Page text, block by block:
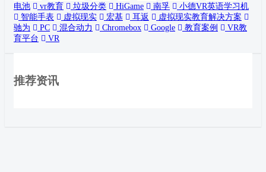
电池
vr教育 垃圾分类 HiGame 南孚
小德VR英语学习机
智能手表
虚拟现实 宏基 耳返
虚拟现实教育解决方案
驰为
PC 混合动力 Chromebox Google 教育案例
VR教
育平台
VR
推荐资讯